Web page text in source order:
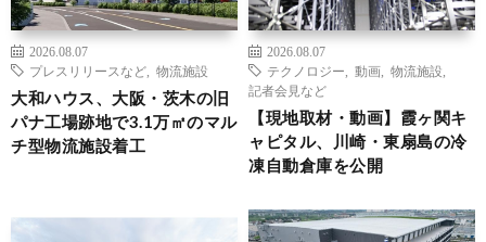
2026.08.07
プレスリリースなど
物流施設
大和ハウス、大阪・茨木の旧
パナ工場跡地で3.1万㎡のマル
チ型物流施設着工
2026.08.07
テクノロジー
動画 物流施設
記者会見など
【現地取材・動画】霞ヶ関キ
ャピタル、川崎・東扇島の冷
凍自動倉庫を公開